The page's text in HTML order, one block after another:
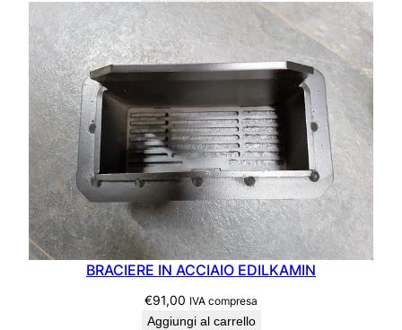
BRACIERE IN ACCIAIO EDILKAMIN
€91,00 IVA compresa
Aggiungi al carrello